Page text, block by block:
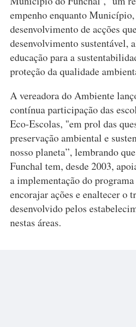
empenho enquanto
desenvolvimento de acções
desenvolvimento sustentável,
educação para a
proteção da qualidade
A vereadora do Ambiente
contínua participação das
Eco-Escolas, "em prol das
preservação ambiental e
nosso planeta”, lembrando
Funchal tem, desde 2003,
a implementação do
encorajar ações e enaltecer o
desenvolvido pelos
nestas áreas.